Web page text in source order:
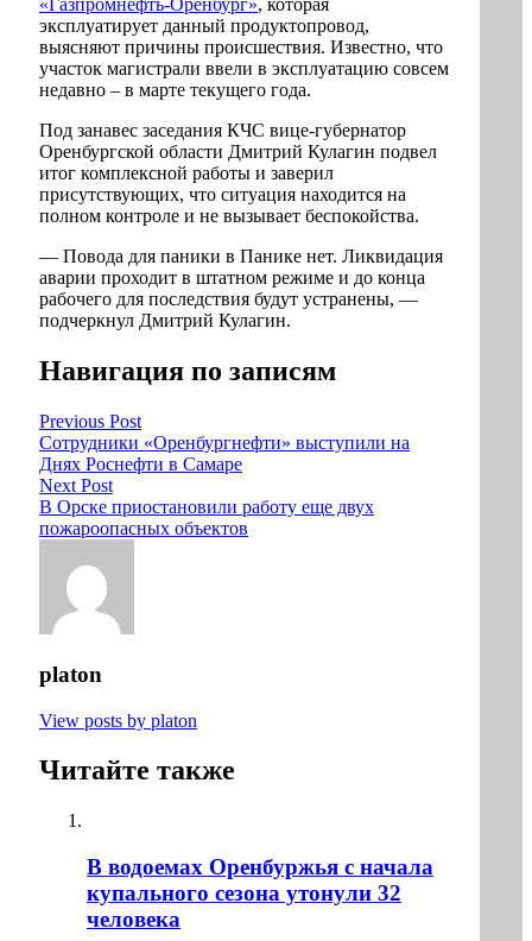
«Газпромнефть-Оренбург», которая
эксплуатирует данный продуктопровод,
выясняют причины происшествия. Известно, что
участок магистрали ввели в эксплуатацию совсем
недавно – в марте текущего года.
Под занавес заседания КЧС вице-губернатор
Оренбургской области Дмитрий Кулагин подвел
итог комплексной работы и заверил
присутствующих, что ситуация находится на
полном контроле и не вызывает беспокойства.
— Повода для паники в Панике нет. Ликвидация
аварии проходит в штатном режиме и до конца
рабочего для последствия будут устранены, —
подчеркнул Дмитрий Кулагин.
Навигация по записям
Previous Post
Сотрудники «Оренбургнефти» выступили на
Днях Роснефти в Самаре
Next Post
В Орске приостановили работу еще двух
пожароопасных объектов
platon
View posts by platon
Читайте также
В водоемах Оренбуржья с начала
купального сезона утонули 32
человека